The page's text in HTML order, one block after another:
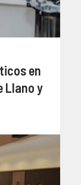
en
Llano y